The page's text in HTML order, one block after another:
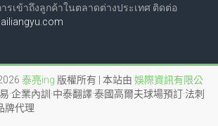
รเข้าถึงลูกค้าในตลาดต่างประเทศ ติดต่อ
泰亮ing 版權所有 | 本站由娛際資訊有限公
·企業內訓·中泰翻譯·泰國高爾夫球場預訂·法刺
牌代理